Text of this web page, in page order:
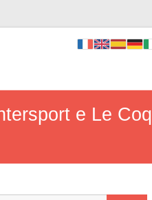
e Le Coq